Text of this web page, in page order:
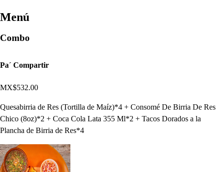
Menú
Combo
Pa´ Compartir
MX$532.00
Quesabirria de Res (Tortilla de Maíz)*4 + Consomé De Birria De Res
Chico (8oz)*2 + Coca Cola Lata 355 Ml*2 + Tacos Dorados a la
Plancha de Birria de Res*4